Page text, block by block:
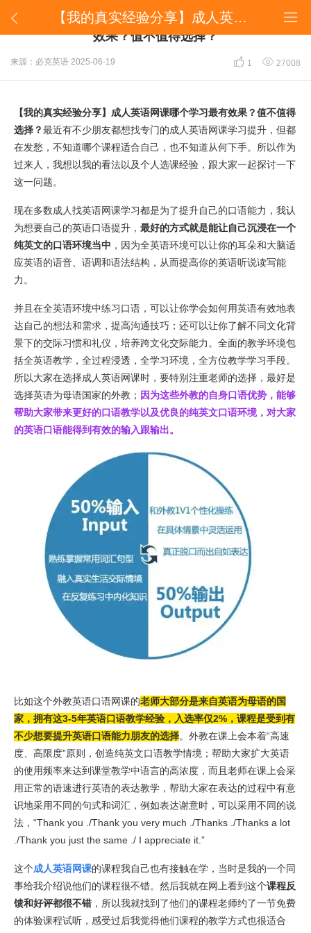
 
【我的真实经验分享】成人英语网课哪个学习最有效果？值不值得选择？
【我的真实经验分享】成人英语网课哪个学习最有
效果？值不值得选择？
来源：必克英语 2025-06-19  1  27008
【我的真实经验分享】成人英语网课哪个学习最有效果？值不值得
选择？最近有不少朋友都想找专门的成人英语网课学习提升，但都
在发愁，不知道哪个课程适合自己，也不知道从何下手。所以作为
过来人，我想以我的看法以及个人选课经验，跟大家一起探讨一下
这一问题。
现在多数成人找英语网课学习都是为了提升自己的口语能力，我认
为想要自己的英语口语提升， 最好的方式就是能让自己沉浸在一个
纯英文的口语环境当中 ，因为全英语环境可以让你的耳朵和大脑适
应英语的语音、语调和语法结构，从而提高你的英语听说读写能
力。
并且在全英语环境中练习口语，可以让你学会如何用英语有效地表
达自己的想法和需求，提高沟通技巧；还可以让你了解不同文化背
景下的交际习惯和礼仪，培养跨文化交际能力。全面的教学环境包
括全英语教学，全过程浸透，全学习环境，全方位教学学习手段。
所以大家在选择成人英语网课时，要特别注重老师的选择，最好是
选择英语为母语国家的外教； 因为这些外教的自身口语优势，能够
帮助大家带来更好的口语教学以及优良的纯英文口语环境，对大家
的英语口语能得到有效的输入跟输出。
比如这个外教英语口语网课的老师大部分是来自英语为母语的国
家，拥有这3-5年英语口语教学经验，入选率仅2%，课程是受到有
不少想要提升英语口语能力朋友的选择。外教在课上会本着“高速
度、高限度”原则，创造纯英文口语教学情境；帮助大家扩大英语
的使用频率来达到课堂教学中语言的高浓度，而且老师在课上会采
用正常的语速进行英语的表达教学，帮助大家在表达的过程中有意
识地采用不同的句式和词汇，例如表达谢意时，可以采用不同的说
法，“Thank you ./Thank you very much ./Thanks ./Thanks a lot
./Thank you just the same ./ I appreciate it.”
这个成人英语网课的课程我自己也有接触在学，当时是我的一个同
事给我介绍说他们的课程很不错。然后我就在网上看到这个课程反
馈和好评都很不错 ，所以我就找到了他们的课程老师约了一节免费
的体验课程试听，感受过后我觉得他们课程的教学方式也很适合